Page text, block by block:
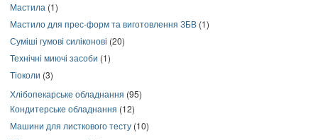
Мастила (1)
Мастило для прес-форм та виготовлення ЗБВ (1)
Суміші гумові силіконові (20)
Технічні миючі засоби (1)
Тіоколи (3)
Хлібопекарське обладнання (95)
Кондитерське обладнання (12)
Машини для листкового тесту (10)